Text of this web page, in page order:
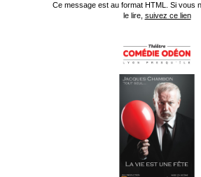
Ce message est au format HTML. Si vous
le lire, suivez ce lien